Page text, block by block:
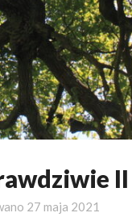
II
27 maja 2021